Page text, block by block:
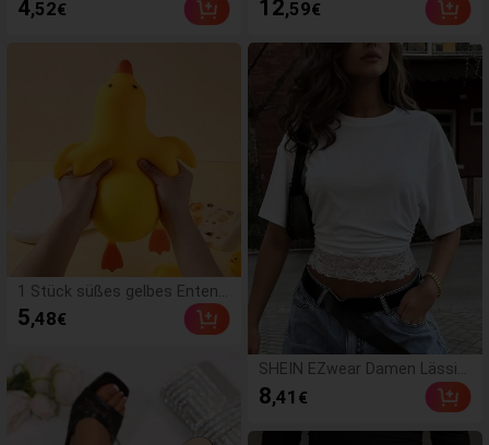
ignet für den täglichen Gebra
4,52€
1 Stück süßes gelbes Enten-
Stressspielzeug zum Drücke
n, weiches Cartoon-Tier-Squi
Kleinkinder im Klassenzimme
r, Geburtstagsgeschenk für J
ungen und Mädchen, neuartig
es sensorisches Spielgesche
5,48€
tz,
12,59€
SHEIN EZwear Damen Lässig
Urlaub Minimalistisch Basic K
urzarm Rundhals Tailliert Spit
8,41 €